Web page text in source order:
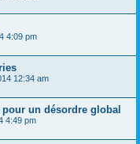
4:09 pm
12:34 am
un désordre global
4:49 pm